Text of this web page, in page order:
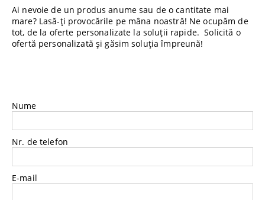
Ai nevoie de un produs anume sau de o cantitate mai
mare? Lasă-ți provocările pe mâna noastră! Ne ocupăm de
tot, de la oferte personalizate la soluții rapide. Solicită o
ofertă personalizată și găsim soluția împreună!
Nume
Nr. de telefon
E-mail